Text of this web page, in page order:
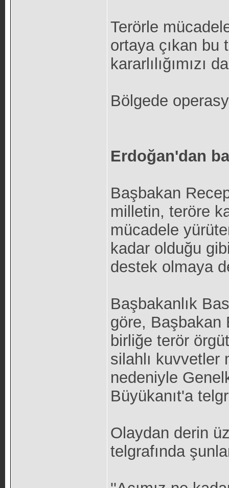
Terörle
ortaya çıkan bu
kararlılığımızı
Bölgede
Erdoğan'dan
Başbakan
milletin, teröre
mücadele
kadar olduğu
destek olmaya
Başbakanlık
göre, Başbakan
birliğe terör
silahlı kuvvetler
nedeniyle
Büyükanıt'a
Olaydan derin
telgrafında